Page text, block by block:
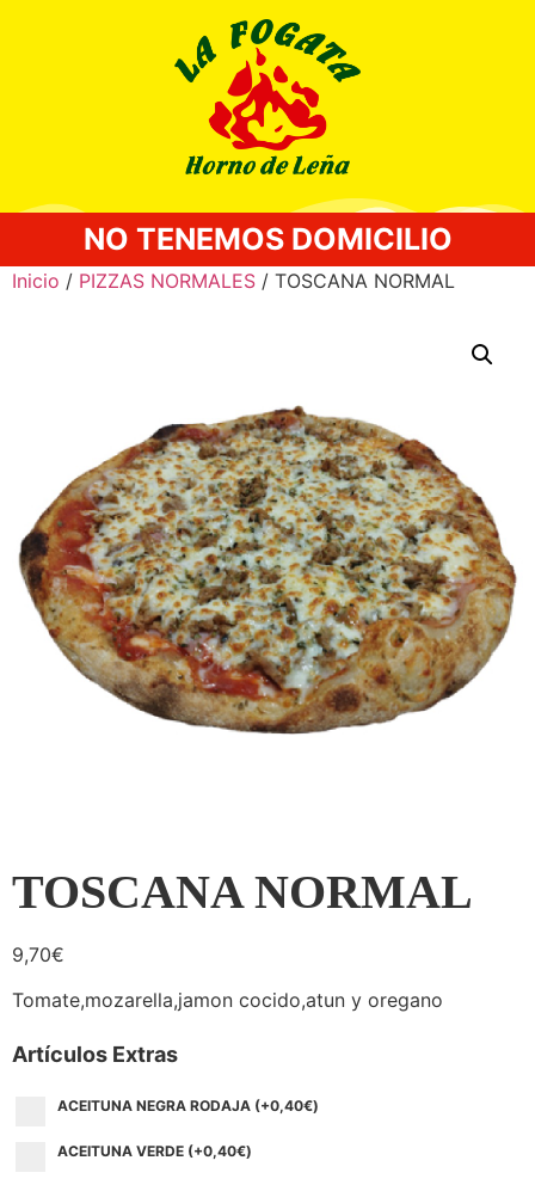
NO TENEMOS DOMICILIO
Inicio / PIZZAS NORMALES / TOSCANA NORMAL
TOSCANA NORMAL
9,70€
Tomate,mozarella,jamon cocido,atun y oregano
Artículos Extras
ACEITUNA NEGRA RODAJA (+0,40€)
ACEITUNA VERDE (+0,40€)